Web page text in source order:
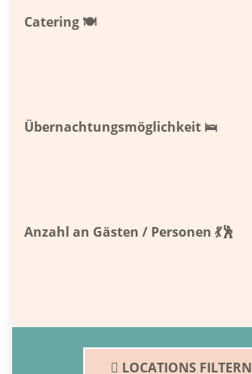
Catering 🍽
Übernachtungsmöglichkeit 🛌
Anzahl an Gästen / Personen 💃🕺
LOCATIONS FILTERN